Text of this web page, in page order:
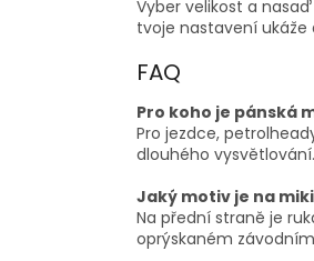
Vyber velikost a
tvoje nastavení ukáže
FAQ
Pro koho je pánská
Pro jezdce,
dlouhého vysvětlování.
Jaký motiv je na
Na přední straně je
oprýskaném